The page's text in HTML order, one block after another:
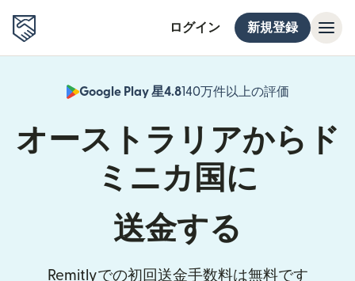
ログイン 新規登録
Google Play 星4.8140万件以上の評価
（別ウィン
オーストラリアからド
ミニカ国に
送金する
Remitlyでの初回送金手数料は無料です